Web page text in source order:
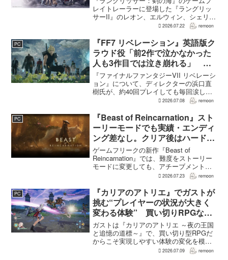
レイトレーラーに登場した『ラングリッ
サーII』のレオン、エルウィン、シェリー
は、単なるファンサービスやゲスト出演
を担う。ファミ通のメールインタビュー
で本作のプロデューサ...
2026.07.22 remoon
PC
『FF7 リベレーション』英語版ク
ラウド役「前2作で泣かなかった
人も3作目では泣き崩れる」 浜
口Dも約40回泣いたクラウドの重
要場面に言及
『ファイナルファンタジーVII リベレーシ
ョン』について、ディレクターの浜口直
樹氏が、約40回プレイしても毎回涙した
というクラウドの重要な場面について語
氏も、「最初の2作で泣かなかった人も...
2026.07.08 remoon
PC
『Beast of Reincarnation』スト
ーリーモードでも実績・エンディ
ング差なし。クリア後はハード超
えのNEW GAME+も
ゲームフリークの新作『Beast of
Reincarnation』では、難度をストーリー
モードに変更しても、アチーブメントや
収集要素、エンディングに違いはない。
難度のNEW GAME+も用意されてい
る。...
2026.07.23 remoon
PC
『カリアのアトリエ』でガストが
挑む“プレイヤーの状況が大きく
変わる体験” 買い切りRPGなら
ではの変化とは
ガストは『カリアのアトリエ ～夜の王国
と追憶の道標～』で、買い切り型RPGだ
からこそ実現しやすい体験の変化を模索
している。大型の運営型ゲームが継続的
2026.07.09 remoon